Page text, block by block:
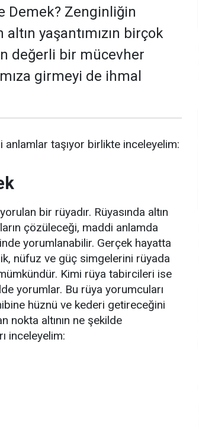
Demek? Zenginliğin
yaşantımızın birçok
değerli bir mücevher
girmeyi de ihmal
anlamlar taşıyor birlikte inceleyelim:
bir rüyadır. Rüyasında altın
çözüleceği, maddi anlamda
yorumlanabilir. Gerçek hayatta
nüfuz ve güç simgelerini rüyada
Kimi rüya tabircileri ise
yorumlar. Bu rüya yorumcuları
hüznü ve kederi getireceğini
nokta altının ne şekilde
inceleyelim: